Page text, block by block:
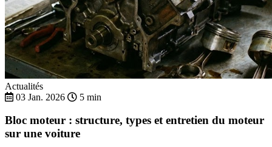
Actualités
03 Jan. 2026
5 min
Bloc moteur : structure, types et entretien du moteur
sur une voiture